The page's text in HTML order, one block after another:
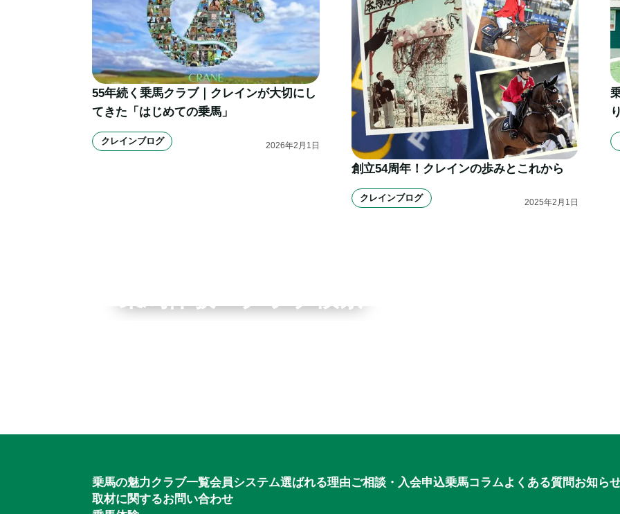
55年続く乗馬クラブ｜クレインが大切にし
てきた「はじめての乗馬」
クレインブログ 2026年2 月 1 日
創立54周年！クレインの歩みとこれから
クレインブログ 2025年2 月 1 日
り
個別相談承ります
乗馬の魅力クラブ一覧会員システム選ばれる理由ご相談・入会申込乗馬コラムよくある質問お知ら
取材に関するお問い合わせ